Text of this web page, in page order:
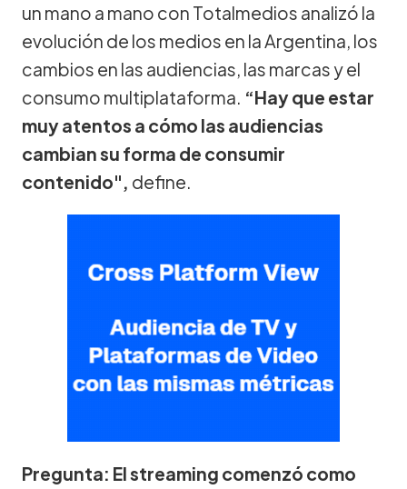
un mano a mano con Totalmedios analizó la
evolución de los medios en la Argentina, los
cambios en las audiencias, las marcas y el
consumo multiplataforma. “Hay que estar
muy atentos a cómo las audiencias
cambian su forma de consumir
contenido", define.
Pregunta: El streaming comenzó como